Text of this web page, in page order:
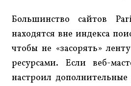
Большинство сайтов
находятся вне индекса
чтобы не «засорять»
ресурсами. Если веб-
настроил